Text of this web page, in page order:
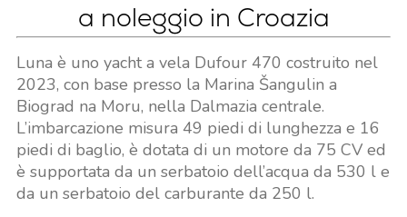
a noleggio in Croazia
Luna è uno yacht a vela Dufour 470 costruito nel
2023, con base presso la Marina Šangulin a
Biograd na Moru, nella Dalmazia centrale.
L’imbarcazione misura 49 piedi di lunghezza e 16
piedi di baglio, è dotata di un motore da 75 CV ed
è supportata da un serbatoio dell’acqua da 530 l e
da un serbatoio del carburante da 250 l.